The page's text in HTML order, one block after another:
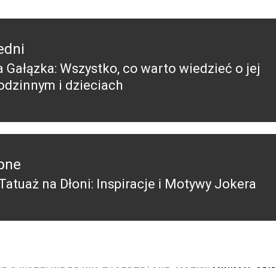
Gałązka: Wszystko, co warto wiedzieć o jej
i dzieciach
na Dłoni: Inspiracje i Motywy Jokera